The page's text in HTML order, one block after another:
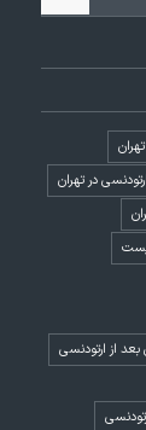
ارتودنسی در تهران
از ارتودنسی